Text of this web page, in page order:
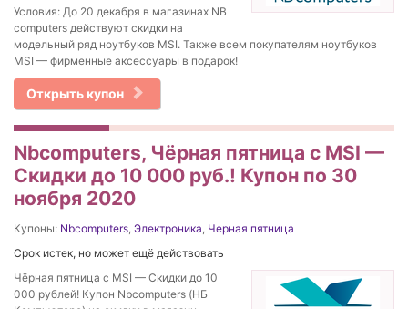
Условия: До 20 декабря в магазинах NB
computers действуют скидки на
модельный ряд ноутбуков MSI. Также всем покупателям ноутбуков
MSI — фирменные аксессуары в подарок!
Открыть купон
Nbcomputers, Чёрная пятница с MSI —
Скидки до 10 000 руб.! Купон по 30
ноября 2020
Купоны: Nbcomputers Электроника Черная пятница
Срок истек, но может ещё действовать
Чёрная пятница с MSI — Скидки до 10
000 рублей! Купон Nbcomputers (НБ